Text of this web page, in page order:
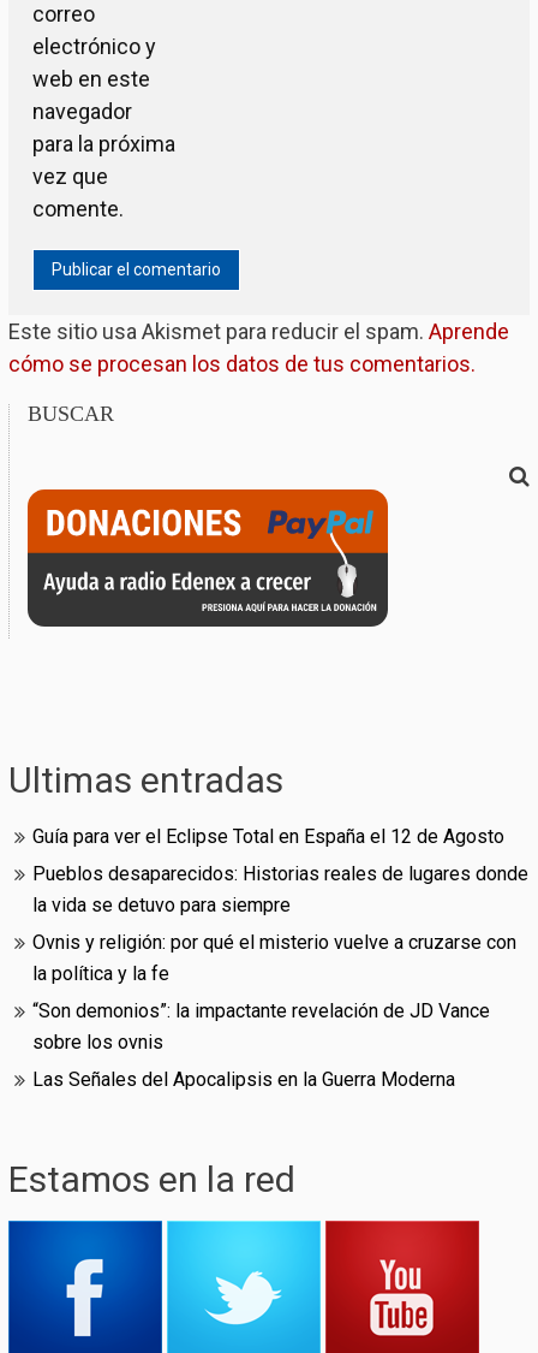
correo
electrónico y
web en este
navegador
para la próxima
vez que
comente.
Este sitio usa Akismet para reducir el spam. Aprende
cómo se procesan los datos de tus comentarios.
BUSCAR
Ultimas entradas
Guía para ver el Eclipse Total en España el 12 de Agosto
Pueblos desaparecidos: Historias reales de lugares donde
la vida se detuvo para siempre
Ovnis y religión: por qué el misterio vuelve a cruzarse con
la política y la fe
“Son demonios”: la impactante revelación de JD Vance
sobre los ovnis
Las Señales del Apocalipsis en la Guerra Moderna
Estamos en la red